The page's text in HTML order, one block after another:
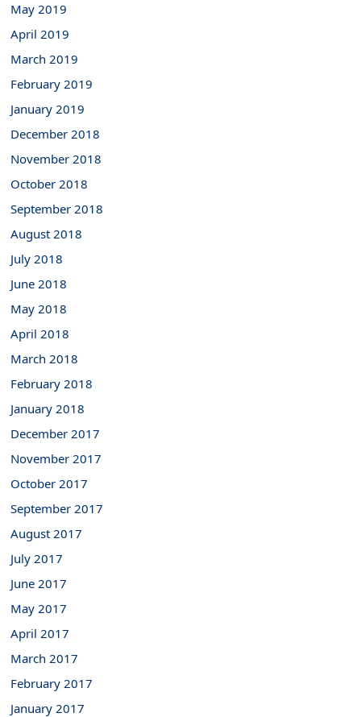
May 2019
April 2019
March 2019
February 2019
January 2019
December 2018
November 2018
October 2018
September 2018
August 2018
July 2018
June 2018
May 2018
April 2018
March 2018
February 2018
January 2018
December 2017
November 2017
October 2017
September 2017
August 2017
July 2017
June 2017
May 2017
April 2017
March 2017
February 2017
January 2017